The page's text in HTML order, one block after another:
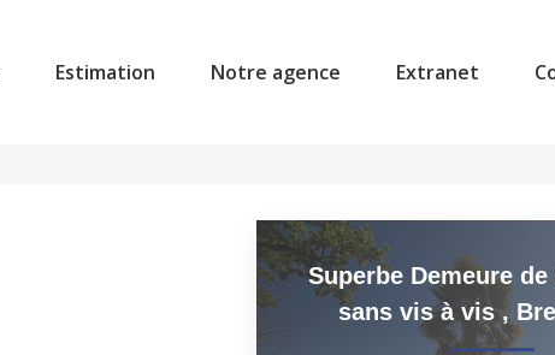
Estimation Notre agence Extranet
Superbe Demeure de
sans vis à vis,